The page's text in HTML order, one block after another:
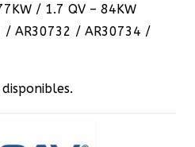
/ 1.7 QV – 84KW
/ AR30732 / AR30734 /